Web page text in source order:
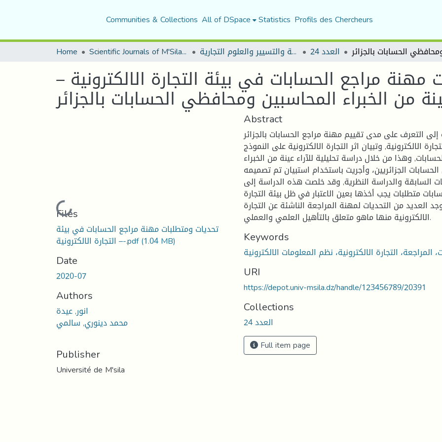
Communities & Collections All of DSpace Statistics Profils des Chercheurs
Home Scientific Journals of M'Sila University مجلة العلوم الاقتصادية والتسيير والعلوم التجارية العدد 24
مراجع الحسابات في بيئة التجارة الالكترونية –
Loading...
Files
تحديات ومتطلبات مهنة مراجع الحسابات في بيئة
التجارة الالكترونية –-.pdf(1.04 MB)
Date
2020-07
Authors
انور, عيدة
محمد دينوري, سالمي
Publisher
Université de M'sila
Abstract
التعرف على مدى تقييم مهنة مراجع الحسابات بالجزائر
الالكترونية, وتبيان اثر التجارة الالكترونية على النموذج
وهذا من خلال دراسة تحليلية للآراء عينة من الخبراء
الجزائريين، وأجريت باستخدام استبيان تم تصميمه
السابقة والدراسة النظرية, وقد خلصت هذه الدراسة إلى
متطلبات يجب أخذها بعين الاعتبار في ظل بيئة التجارة
العديد من التحديات لمهنة المراجعة الناشئة عن التجارة
الالكترونية منها ماهو متعلق بالتأهيل العلمي والعملي.
Keywords
URI
https://depot.univ-msila.dz/handle/123456789/20391
Collections
العدد 24
Full item page